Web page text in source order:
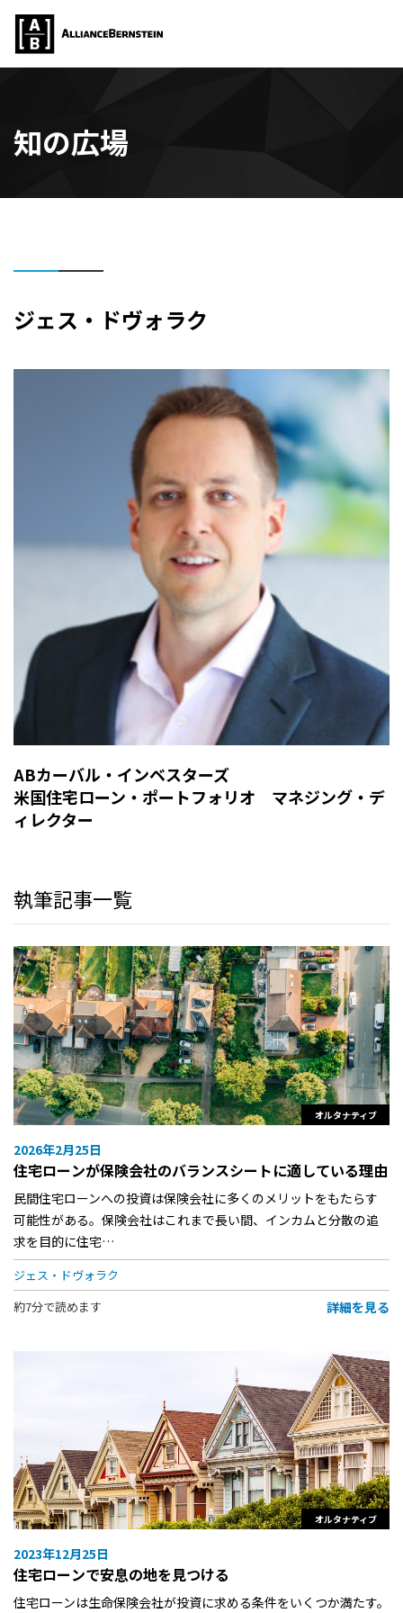
知の広場
ジェス・ドヴォラク
ABカーバル・インベスターズ
米国住宅ローン・ポートフォリオ マネジング・デ
ィレクター
執筆記事一覧
オルタナティブ
2026年2月25日
住宅ローンが保険会社のバランスシートに適している理由
民間住宅ローンへの投資は保険会社に多くのメリットをもたらす
可能性がある。保険会社はこれまで長い間、インカムと分散の追
求を目的に住宅…
ジェス・ドヴォラク
約7分で読めます
詳細を見る
オルタナティブ
2023年12月25日
住宅ローンで安息の地を見つける
住宅ローンは生命保険会社が投資に求める条件をいくつか満たす。